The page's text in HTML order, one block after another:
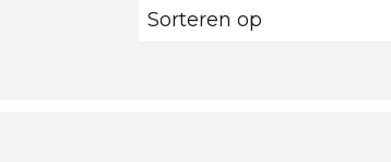
Sorteren op